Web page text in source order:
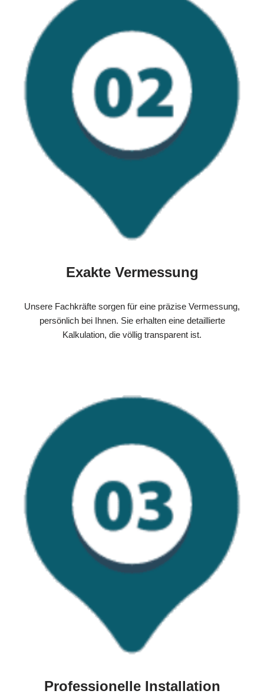
Exakte Vermessung
Unsere Fachkräfte sorgen für eine präzise Vermessung,
persönlich bei Ihnen. Sie erhalten eine detaillierte
Kalkulation, die völlig transparent ist.
Professionelle Installation